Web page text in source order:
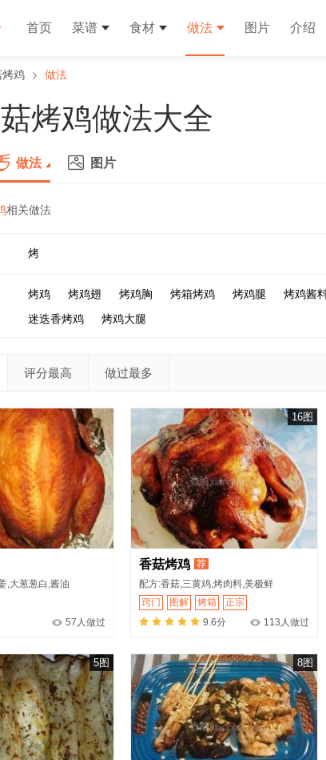
首页 菜谱 食材 做法 图片 介绍
烤鸡 做法
烤鸡做法大全
做法 图片
相关做法
烤
烤鸡 烤鸡翅 烤鸡胸 烤箱烤鸡 烤鸡腿 烤鸡酱
迷迭香烤鸡
烤鸡大腿
评分最高 做过最多
,大葱葱白,酱油
57人做过
16图
香菇烤鸡 荐
配方:香菇,三黄鸡,烤肉料,美极鲜
窍门
图解 烤箱
正宗
9.6分
113人做过
5图 8图